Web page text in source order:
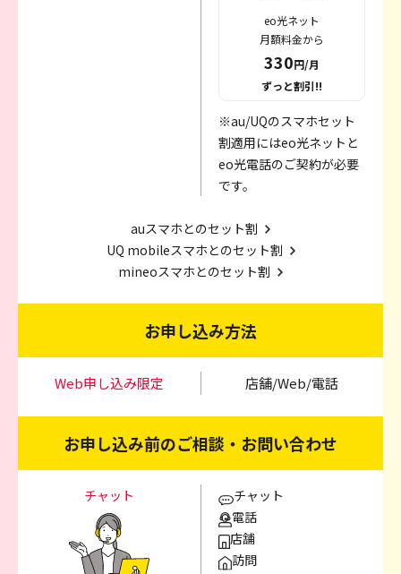
eo光ネット
月額料金から
330円/月
ずっと割引!!
※au/UQのスマホセット
割適用にはeo光ネットと
eo光電話のご契約が必要
です。
auスマホとのセット割
UQ mobileスマホとのセット割
mineoスマホとのセット割
お申し込み方法
Web申し込み限定 店舗/Web/電話
お申し込み前のご相談・お問い合わせ
チャット
チャット
電話
店舗
訪問